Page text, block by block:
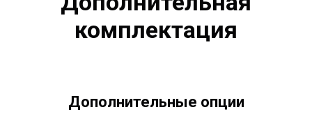
Сливное отверстие с пробкой из капролона 1шт.
комплектация
Дополнительные опции